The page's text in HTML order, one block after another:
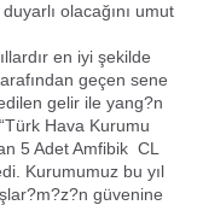
olacağını umut
en iyi şekilde
geçen sene
gelir ile yang?n
Hava Kurumu
5 Adet Amfibik CL
Kurumumuz bu yıl
güvenine